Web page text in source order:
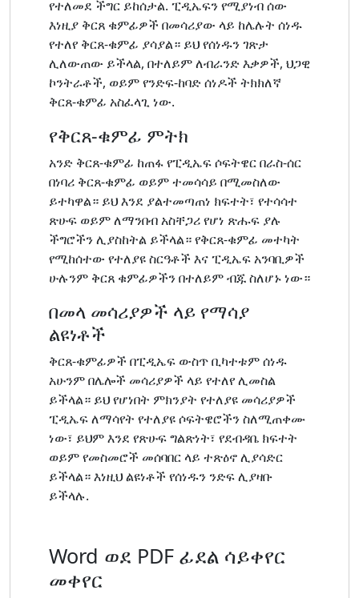
የተለመደ ችግር ይከሰታል. ፒዲኤፍን የሚያነብ ሰው
እነዚያ ቅርጸ ቁምፊዎች በመሳሪያው ላይ ከሌሉት ሰነዱ
የተለየ ቅርጸ-ቁምፊ ያሳያል። ይህ የሰነዱን ገጽታ
ሊለውጠው ይችላል, በተለይም ለብራንድ እቃዎች, ህጋዊ
ኮንትራቶች, ወይም የንድፍ-ከባድ ሰነዶች ትክክለኛ
ቅርጸ-ቁምፊ አስፈላጊ ነው.
የቅርጸ-ቁምፊ ምትክ
አንድ ቅርጸ-ቁምፊ ከጠፋ የፒዲኤፍ ሶፍትዌር በራስ-ሰር
በነባሪ ቅርጸ-ቁምፊ ወይም ተመሳሳይ በሚመስለው
ይተካዋል። ይህ እንደ ያልተመጣጠነ ክፍተት፣ የተሳሳተ
ጽሁፍ ወይም ለማንበብ አስቸጋሪ የሆነ ጽሑፍ ያሉ
ችግሮችን ሊያስከትል ይችላል። የቅርጸ-ቁምፊ መተካት
የሚከሰተው የተለያዩ ስርዓቶች እና ፒዲኤፍ አንባቢዎች
ሁሉንም ቅርጸ ቁምፊዎችን በተለይም ብጁ ስለሆኑ ነው።
በመላ መሳሪያዎች ላይ የማሳያ
ልዩነቶች
ቅርጸ-ቁምፊዎች በፒዲኤፍ ውስጥ ቢካተቱም ሰነዱ
አሁንም በሌሎች መሳሪያዎች ላይ የተለየ ሊመስል
ይችላል። ይህ የሆነበት ምክንያት የተለያዩ መሳሪያዎች
ፒዲኤፍ ለማሳየት የተለያዩ ሶፍትዌሮችን ስለሚጠቀሙ
ነው፣ ይህም እንደ የጽሁፍ ግልጽነት፣ የደብዳቤ ክፍተት
ወይም የመስመሮች መሰባበር ላይ ተጽዕኖ ሊያሳድር
ይችላል። እነዚህ ልዩነቶች የሰነዱን ንድፍ ሊያዛቡ
ይችላሉ.
Word ወደ PDF ፊደል ሳይቀየር
መቀየር